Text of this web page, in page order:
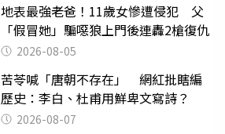
地表最強老爸！11歲女慘遭侵犯 父
「假冒她」騙噁狼上門後連轟2槍復仇
2026-08-05
苦苓喊「唐朝不存在」 網紅批瞎編
歷史：李白、杜甫用鮮卑文寫詩？
2026-08-07